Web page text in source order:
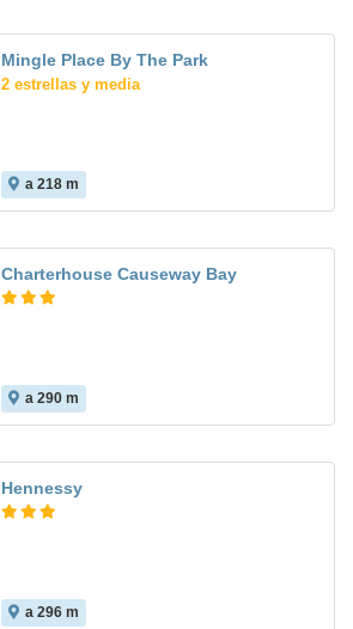
Mingle Place By The Park
2 estrellas y media
a 218 m
Charterhouse Causeway Bay
a 290 m
Hennessy
a 296 m